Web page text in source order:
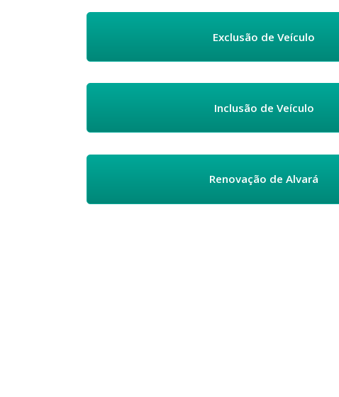
Exclusão de Veículo
Inclusão de Veículo
Renovação de Alvará